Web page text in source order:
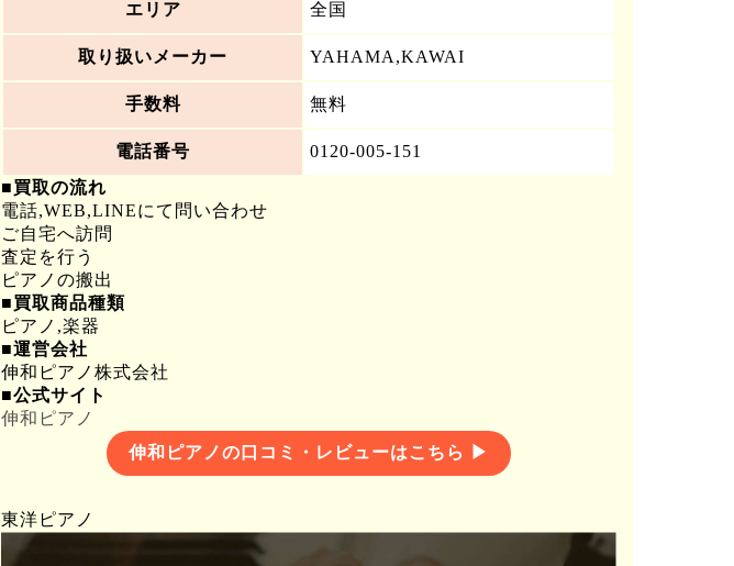
エリア 全国
取り扱いメーカー YAHAMA,KAWAI
手数料 無料
電話番号
0120-005-151
■買取の流れ
電話,WEB,LINEにて問い合わせ
ご自宅へ訪問
査定を行う
ピアノの搬出
■買取商品種類
ピアノ,楽器
■運営会社
伸和ピアノ株式会社
■公式サイト
伸和ピアノ
伸和ピアノの口コミ・レビューはこちら ▶
東洋ピアノ